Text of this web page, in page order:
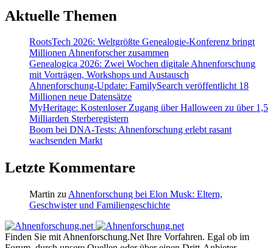
Aktuelle Themen
RootsTech 2026: Weltgrößte Genealogie-Konferenz bringt
Millionen Ahnenforscher zusammen
Genealogica 2026: Zwei Wochen digitale Ahnenforschung
mit Vorträgen, Workshops und Austausch
Ahnenforschung-Update: FamilySearch veröffentlicht 18
Millionen neue Datensätze
MyHeritage: Kostenloser Zugang über Halloween zu über 1,5
Milliarden Sterberegistern
Boom bei DNA-Tests: Ahnenforschung erlebt rasant
wachsenden Markt
Letzte Kommentare
Martin zu Ahnenforschung bei Elon Musk: Eltern,
Geschwister und Familiengeschichte
Finden Sie mit Ahnenforschung.Net Ihre Vorfahren. Egal ob im